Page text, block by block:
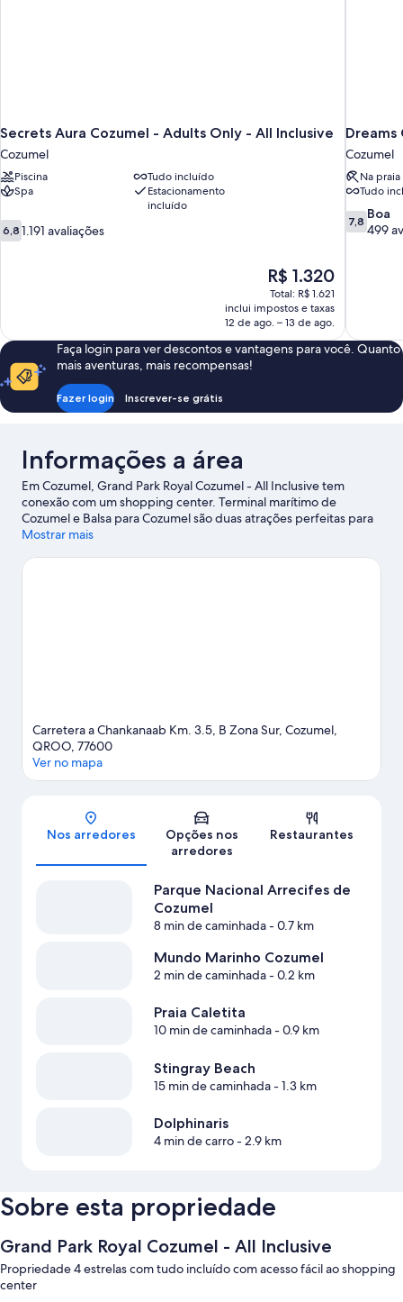
Secrets Aura Cozumel - Adults Only - All Inclusive
Cozumel
Piscina
Tudo incluído
Spa
Estacionamento
incluído
6.8
de
6,8 1.191 avaliações
O
preço
é
de
R$ 1.320
R$ 1.320
Total: R$ 1.621
inclui impostos e taxas
12 de ago. – 13 de ago.
Dreams
Cozumel
Na
Tudo
7.8
de
7,8 Boa
499
Faça login para ver descontos e vantagens para você. Quanto
mais aventuras, mais recompensas!
Fazer login Inscrever-se grátis
Informações a área
Em Cozumel, Grand Park Royal Cozumel - All Inclusive tem
conexão com um shopping center. Terminal marítimo de
Cozumel e Balsa para Cozumel são duas atrações perfeitas para
quem busca diversão. Durante a viagem, também vale a pena
Water Park, dois pontos de interesse importantes na região.
Mostrar mais
Carretera a Chankanaab Km. 3.5, B Zona Sur, Cozumel,
QROO, 77600
Ver no mapa
Nos arredores
Opções nos
arredores
Restaurantes
Parque Nacional Arrecifes de
Cozumel
8 min de caminhada- 0.7 km
Mundo Marinho Cozumel
2 min de caminhada- 0.2 km
Praia Caletita
10 min de caminhada- 0.9 km
Stingray Beach
15 min de caminhada- 1.3 km
Dolphinaris
4 min de carro- 2.9 km
Sobre esta propriedade
Grand Park Royal Cozumel - All Inclusive
Propriedade 4 estrelas com tudo incluído com acesso fácil ao shopping
center